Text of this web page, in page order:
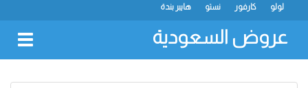
هايبر بندة نستو كارفور لولو
عروض السعودية